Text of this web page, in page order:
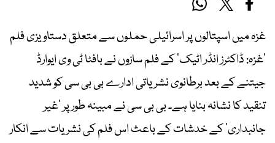
غزہ میں اسپتالوں پر اسرائیلی حملوں سے متعلق دستاویزی فلم
’غزہ: ڈاکٹرز انڈر اٹیک‘ کے فلم سازوں نے بافٹا ٹی وی ایوارڈ
جیتنے کے بعد برطانوی نشریاتی ادارے بی بی سی کو شدید
تنقید کا نشانہ بنایا ہے۔ بی بی سی نے مبینہ طور پر ’غیر
جانبداری‘ کے خدشات کے باعث اس فلم کی نشریات سے انکار